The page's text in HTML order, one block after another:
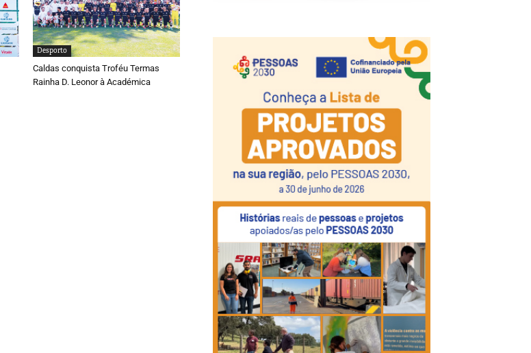
Desporto
Caldas conquista Troféu Termas
Rainha D. Leonor à Académica